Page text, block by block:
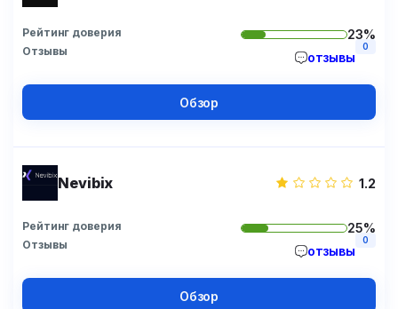
Рейтинг доверия 23%
Отзывы отзывы
0
Обзор
Nevibix 1.2
Рейтинг доверия 25%
Отзывы отзывы
0
Обзор